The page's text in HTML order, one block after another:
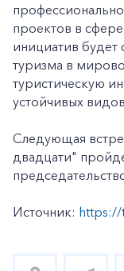
проектов в
инициатив будет
туризма в
туристическую
устойчивых
Следующая
двадцати"
Источник: https://